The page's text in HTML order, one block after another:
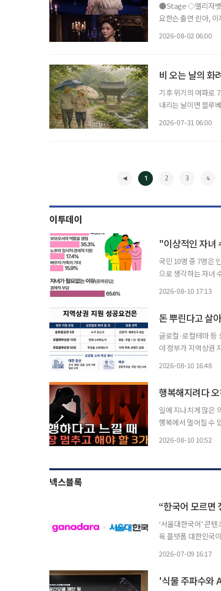
●Stage ◇엘리자벳 일정 8월 16일 ~ 11월 15일 장소 블루스퀘어 우리은행홀 연출 로버트
요한슨 출연 린아, 이
2026-08-02 06:00
비 오는 날의 화
기후 위기의 여파로
내리는 날이면 블루베리 주
2026-07-31 06:00
1 2 3 4
이투데이
"이상적인 자
국민 10명 중 7명은
으로 생각하는 자녀
2026-08-10 17:13
글로컬·로컬테마 등
야 정부가 지역상권 지원을 유형별로 세분화하고 있지만 지원 방식뿐 아니라 상권마다 다른
2026-08-10 16:48
행복해지려다
일에 지나치게 많은
행복에서 멀어질 수 있다는 분석이 나왔다.
2026-08-10 10:52
넥스블록
‘서울대한국어’ 콘
육 플랫폼 대한민국이 다문화 국가의 문턱을 넘어섰다. 법무부에 따르면 지난해 말 기준 국내
2026-07-09 16:17
'식물 주파수와